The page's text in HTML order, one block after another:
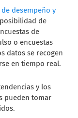
desempeño y
de
de
o encuestas
datos se recogen
en tiempo real.
y los
pueden tomar